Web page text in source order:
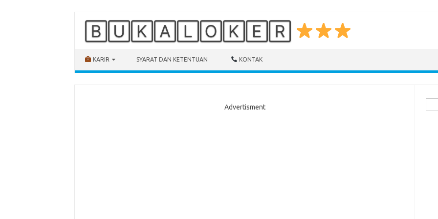
🄱🅄🄺🄰🄻🄾🄺🄴🅁
KARIR SYARAT DAN KETENTUAN KONTAK
Advertisment
Cari